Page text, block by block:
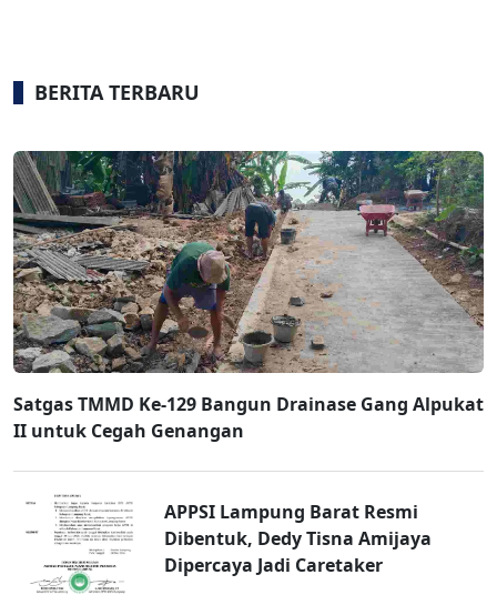
BERITA TERBARU
Satgas TMMD Ke-129 Bangun Drainase Gang Alpukat
II untuk Cegah Genangan
APPSI Lampung Barat Resmi
Dibentuk, Dedy Tisna Amijaya
Dipercaya Jadi Caretaker